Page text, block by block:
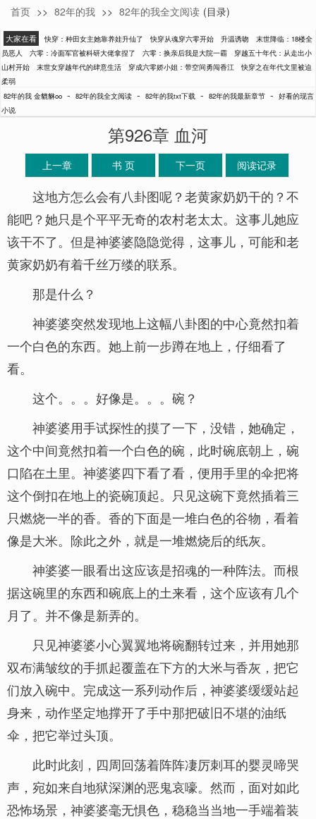
金貔貅oo
首页 >> 82年的我 >> 82年的我全文阅读 (目录)
大家在看 快穿：种田女主她靠养娃升仙了 快穿从魂穿六零开始 升温诱吻
末世降临：18楼全
员恶人
六零：冷面军官被科研大佬拿捏了 六零：换亲后我是大院一霸
穿越五十年代：从走出小
山村开始
末世女穿越年代的肆意生活 穿成六零娇小姐：带空间勇闯香江
快穿之在年代文里被迫
柔弱
82年的我 金貔貅oo - 82年的我全文阅读 - 82年的我txt下载 - 82年的我最新章节 - 好看的现言
小说
第926章 血河
上一章 书 页 下一页 阅读记录
这地方怎么会有八卦图呢？老黄家奶奶干的？不
能吧？她只是个平平无奇的农村老太太。这事儿她应
该干不了。但是神婆婆隐隐觉得，这事儿，可能和老
黄家奶奶有着千丝万缕的联系。
那是什么？
神婆婆突然发现地上这幅八卦图的中心竟然扣着
一个白色的东西。她上前一步蹲在地上，仔细看了
看。
这个。。。好像是。。。碗？
神婆婆用手试探性的摸了一下，没错，她确定，
这个中间竟然扣着一个白色的碗，此时碗底朝上，碗
口陷在土里。神婆婆四下看了看，便用手里的伞把将
这个倒扣在地上的瓷碗顶起。只见这碗下竟然插着三
只燃烧一半的香。香的下面是一堆白色的谷物，看着
像是大米。除此之外，就是一堆燃烧后的纸灰。
神婆婆一眼看出这应该是招魂的一种阵法。而根
据这碗里的东西和碗底上的土来看，这个应该有几个
月了。并不像是新弄的。
只见神婆婆小心翼翼地将碗翻转过来，并用她那
双布满皱纹的手抓起覆盖在下方的大米与香灰，把它
们放入碗中。完成这一系列动作后，神婆婆缓缓站起
身来，动作坚定地撑开了手中那把破旧不堪的油纸
伞，把它举过头顶。
此时此刻，四周回荡着阵阵凄厉刺耳的婴灵啼哭
声，宛如来自地狱深渊的恶鬼哀嚎。然而，面对如此
恐怖场景，神婆婆毫无惧色，稳稳当当地一手端着装